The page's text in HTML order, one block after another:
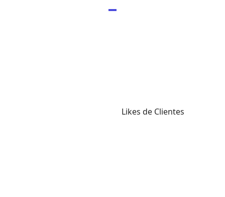
Likes de Clientes